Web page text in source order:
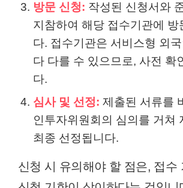
방문 신청: 작성된 신청서와
지참하여 해당 접수기관에 방
다. 접수기관은 서비스형 외
다 다를 수 있으므로, 사전 확
다.
심사 및 선정: 제출된 서류를
인투자위원회의 심의를 거쳐
최종 선정됩니다.
신청 시 유의해야 할 점은, 접수